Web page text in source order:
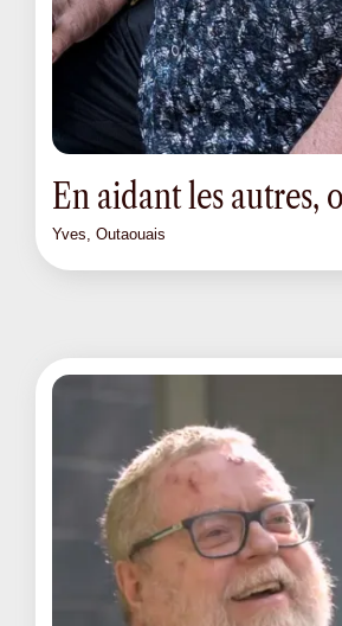
En aidant les autres,
Yves, Outaouais